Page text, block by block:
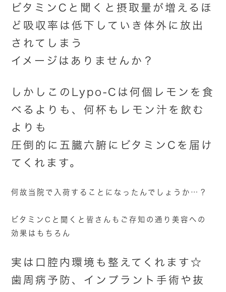
ビタミンCと聞くと摂取量が増えるほ
ど吸収率は低下していき体外に放出
されてしまう
イメージはありませんか？
しかしこのLypo-Cは何個レモンを食
べるよりも、何杯もレモン汁を飲む
よりも
圧倒的に五臓六腑にビタミンCを届け
てくれます。
何故当院で入荷することになったんでしょうか…？
ビタミンCと聞くと皆さんもご存知の通り美容への
効果はもちろん
実は口腔内環境も整えてくれます☆
歯周病予防、インプラント手術や抜